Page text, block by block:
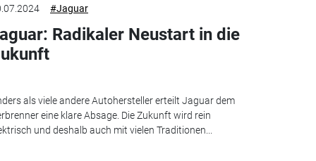
#Jaguar
Radikaler Neustart in die
als viele andere Autohersteller erteilt Jaguar dem
eine klare Absage. Die Zukunft wird rein
und deshalb auch mit vielen Traditionen...